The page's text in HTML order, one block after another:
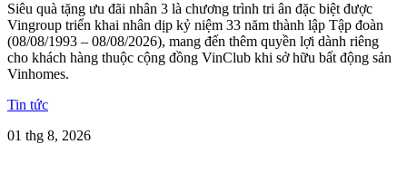
Siêu quà tặng ưu đãi nhân 3 là chương trình tri ân đặc biệt được
Vingroup triển khai nhân dịp kỷ niệm 33 năm thành lập Tập đoàn
(08/08/1993 – 08/08/2026), mang đến thêm quyền lợi dành riêng
cho khách hàng thuộc cộng đồng VinClub khi sở hữu bất động sản
Vinhomes.
Tin tức
01 thg 8, 2026